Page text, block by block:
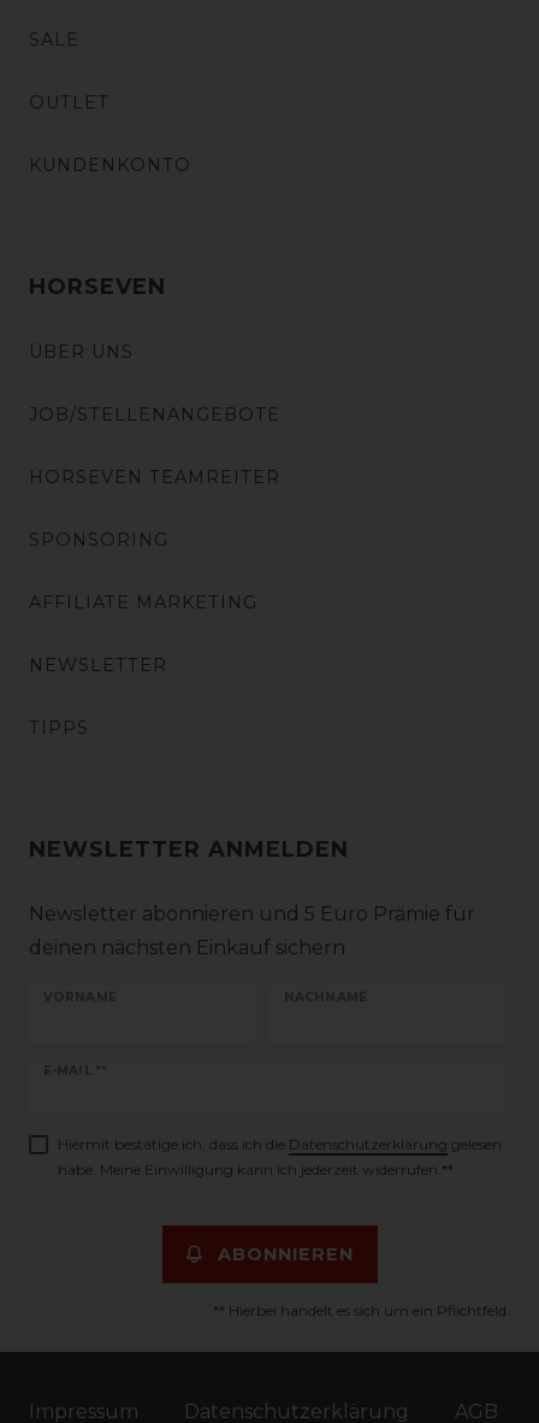
SALE
OUTLET
KUNDENKONTO
HORSEVEN
ÜBER UNS
JOB/STELLENANGEBOTE
HORSEVEN TEAMREITER
SPONSORING
AFFILIATE MARKETING
NEWSLETTER
TIPPS
NEWSLETTER ANMELDEN
Newsletter abonnieren und 5 Euro Prämie für
deinen nächsten Einkauf sichern
VORNAME NACHNAME
E-MAIL **
Newsletter
Hiermit bestätige ich, dass ich die Daten­schutz­erklärung gelesen
habe. Meine Einwilligung kann ich jederzeit widerrufen.**
ABONNIEREN
** Hierbei handelt es sich um ein Pflichtfeld.
Impressum Daten­schutz­erklärung AGB